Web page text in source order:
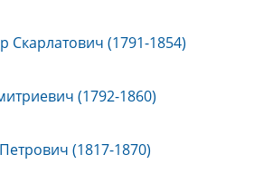
Скарлатович (1791-1854)
(1792-1860)
(1817-1870)